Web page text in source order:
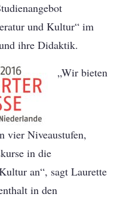
und Kultur“ im
ihre Didaktik.
„Wir bieten
vier Niveaustufen,
in die
an“, sagt Laurette
in den